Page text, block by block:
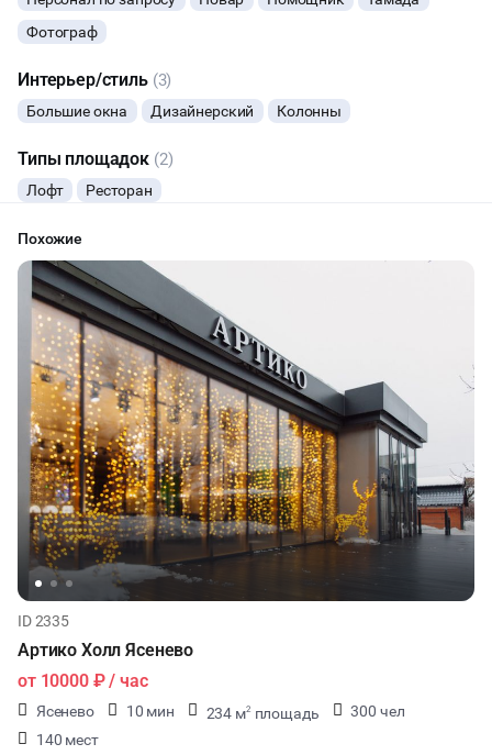
Фотограф
Интерьер/стиль (3)
Большие окна Дизайнерский Колонны
Типы площадок (2)
Лофт Ресторан
ДИСКОТЕКА
СВИДАНИЯ
ЧАЕПИТИЕ
Похожие
ID 2335
Артико Холл Ясенево
от 10000 ₽/ час
Ясенево 10 мин 234 м2 площадь
300 чел
140 мест